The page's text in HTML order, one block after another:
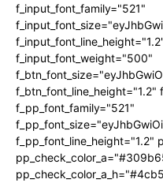
f_input_font_family="521"
f_input_font_weight="500"
f_pp_font_family="521"